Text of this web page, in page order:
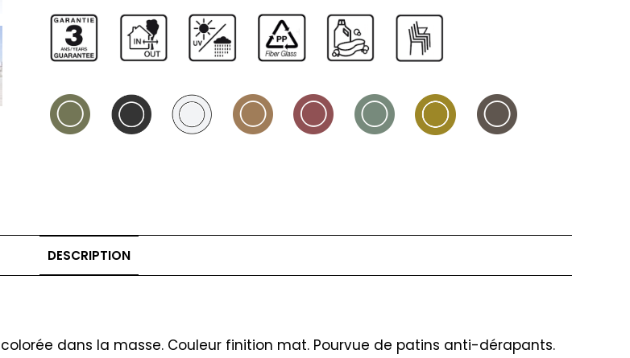
DESCRIPTION
colorée dans la masse. Couleur finition mat. Pourvue de patins anti-dérapants.